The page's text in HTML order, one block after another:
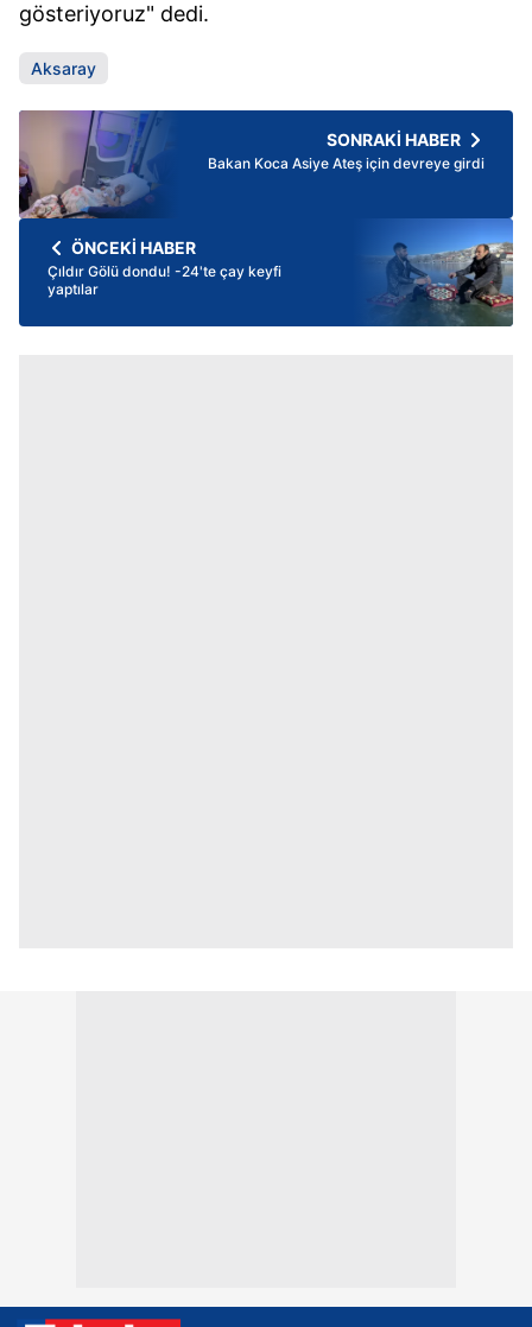
gösteriyoruz" dedi.
Aksaray
SONRAKİ HABER
Bakan Koca Asiye Ateş için devreye girdi
ÖNCEKİ HABER
Çıldır Gölü dondu! -24'te çay keyfi
yaptılar